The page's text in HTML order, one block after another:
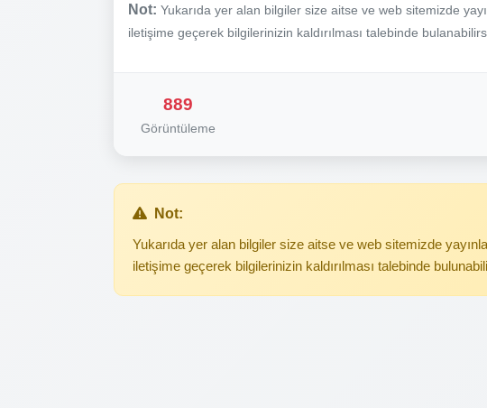
Not: Yukarıda yer alan bilgiler size aitse ve web sitemizde
iletişime geçerek bilgilerinizin kaldırılması talebinde
889
Görüntüleme
Not:
Yukarıda yer alan bilgiler size aitse ve web sitemizde
iletişime geçerek bilgilerinizin kaldırılması talebinde